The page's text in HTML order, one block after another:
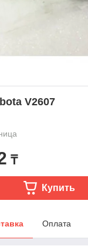
V2607
₸
Купить
Оплата